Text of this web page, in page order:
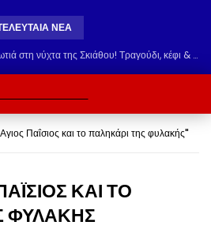
ΝΈΑ
Ο Χαριτοδιπλωμένος… έβαλε φωτιά στη νύχτα της Σκιάθου! Τραγούδι, κέφι & εκλεκτή παρέα στο Carnayo
Παΐσιος και το παληκάρι της φυλακής"
ΚΑΙ ΤΟ
ΦΥΛΑΚΉΣ